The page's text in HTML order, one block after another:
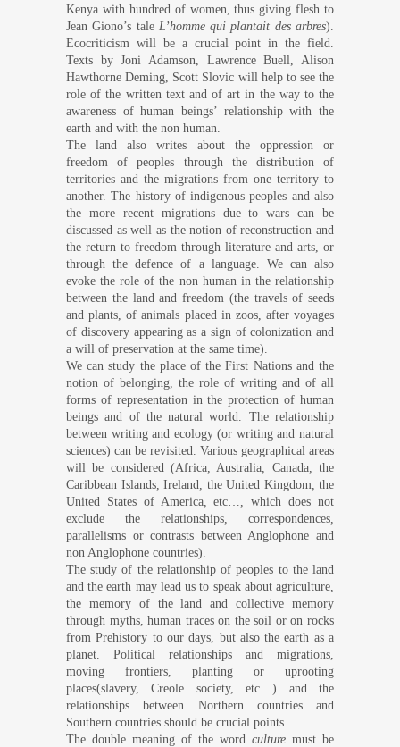
Kenya with hundred of women, thus giving flesh to
Jean Giono’s tale L’homme qui plantait des arbres).
Ecocriticism will be a crucial point in the field.
Texts by Joni Adamson, Lawrence Buell, Alison
Hawthorne Deming, Scott Slovic will help to see the
role of the written text and of art in the way to the
awareness of human beings’ relationship with the
earth and with the non human.
The land also writes about the oppression or
freedom of peoples through the distribution of
territories and the migrations from one territory to
another. The history of indigenous peoples and also
the more recent migrations due to wars can be
discussed as well as the notion of reconstruction and
the return to freedom through literature and arts, or
through the defence of a language. We can also
evoke the role of the non human in the relationship
between the land and freedom (the travels of seeds
and plants, of animals placed in zoos, after voyages
of discovery appearing as a sign of colonization and
a will of preservation at the same time).
We can study the place of the First Nations and the
notion of belonging, the role of writing and of all
forms of representation in the protection of human
beings and of the natural world. The relationship
between writing and ecology (or writing and natural
sciences) can be revisited. Various geographical areas
will be considered (Africa, Australia, Canada, the
Caribbean Islands, Ireland, the United Kingdom, the
United States of America, etc…, which does not
exclude the relationships, correspondences,
parallelisms or contrasts between Anglophone and
non Anglophone countries).
The study of the relationship of peoples to the land
and the earth may lead us to speak about agriculture,
the memory of the land and collective memory
through myths, human traces on the soil or on rocks
from Prehistory to our days, but also the earth as a
planet. Political relationships and migrations,
moving frontiers, planting or uprooting
places(slavery, Creole society, etc…) and the
relationships between Northern countries and
Southern countries should be crucial points.
The double meaning of the word culture must be